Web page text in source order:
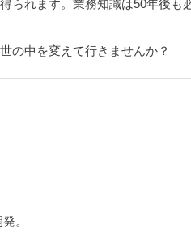
られます。業務知識は50年後も
の中を変えて行きませんか？
。